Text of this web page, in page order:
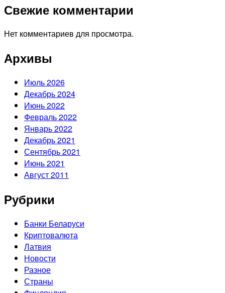
Свежие комментарии
Нет комментариев для просмотра.
Архивы
Июль 2026
Декабрь 2024
Июнь 2022
Февраль 2022
Январь 2022
Декабрь 2021
Сентябрь 2021
Июнь 2021
Август 2011
Рубрики
Банки Беларуси
Криптовалюта
Латвия
Новости
Разное
Страны